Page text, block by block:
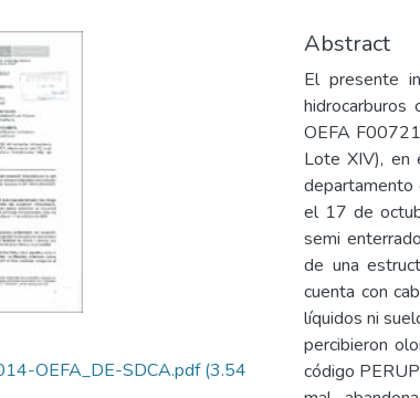
OEFA_DE-SDCA.pdf(3.54
Abstract
El presente
hidrocarburos
OEFA
Lote XIV), en
departamento
el 17 de
semi
de una
cuenta con
líquidos ni
percibieron
código